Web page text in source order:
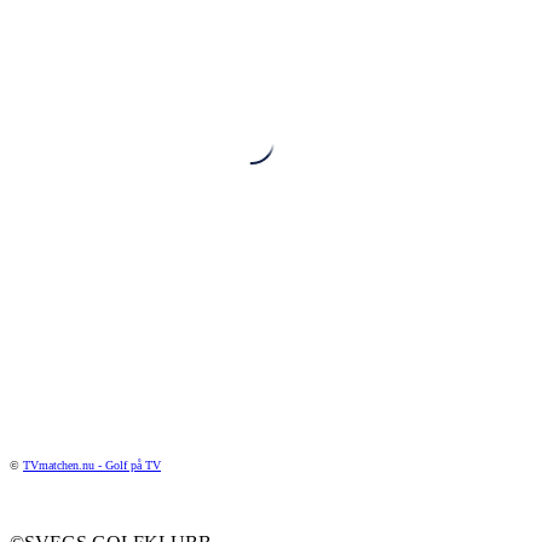
© TVmatchen.nu - Golf på TV